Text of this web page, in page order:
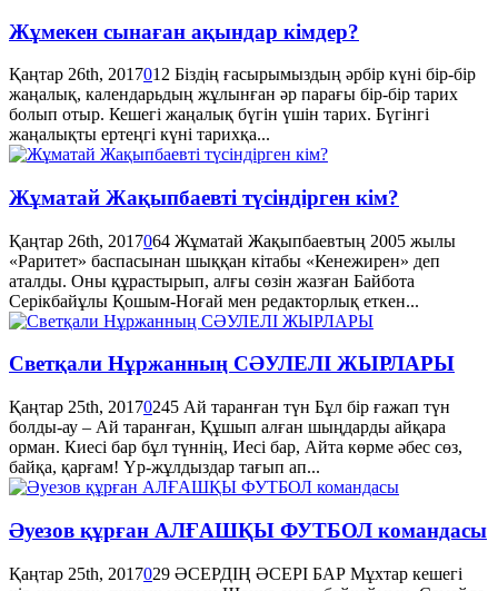
Жұмекен сынаған ақындар кімдер?
Қаңтар 26th, 2017012 Біздің ғасырымыздың әрбір күні бір-бір
жаңалық, календарьдың жұлынған әр парағы бір-бір тарих
болып отыр. Кешегі жаңалық бүгін үшін тарих. Бүгінгі
жаңалықты ертеңгі күні тарихқа...
Жұматай Жақыпбаевті түсіндірген кім?
Қаңтар 26th, 2017064 Жұматай Жақыпбаевтың 2005 жылы
«Раритет» баспасынан шыққан кітабы «Кенежирен» деп
аталды. Оны құрастырып, алғы сөзін жазған Байбота
Серікбайұлы Қошым-Ноғай мен редакторлық еткен...
Светқали Нұржанның СӘУЛЕЛІ ЖЫРЛАРЫ
Қаңтар 25th, 20170245 Ай таранған түн Бұл бір ғажап түн
болды-ау – Ай таранған, Құшып алған шыңдарды айқара
орман. Киесі бар бұл түннің, Иесі бар, Айта көрме әбес сөз,
байқа, қарғам! Үр-жұлдыздар тағып ап...
Әуезов құрған АЛҒАШҚЫ ФУТБОЛ командасы
Қаңтар 25th, 2017029 ӘСЕРДІҢ ӘСЕРІ БАР Мұхтар кешегі